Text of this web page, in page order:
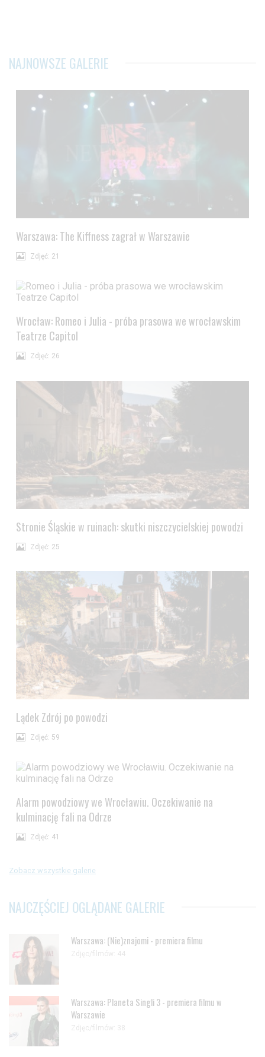
NAJNOWSZE GALERIE
Warszawa: The Kiffness zagrał w Warszawie
Zdjęć: 21
Wrocław: Romeo i Julia - próba prasowa we wrocławskim
Teatrze Capitol
Zdjęć: 26
Stronie Śląskie w ruinach: skutki niszczycielskiej powodzi
Zdjęć: 25
Lądek Zdrój po powodzi
Zdjęć: 59
Alarm powodziowy we Wrocławiu. Oczekiwanie na
kulminację fali na Odrze
Zdjęć: 41
Zobacz wszystkie galerie
NAJCZĘŚCIEJ OGLĄDANE GALERIE
Warszawa: (Nie)znajomi - premiera filmu
Zdjęc/filmów: 44
Warszawa: Planeta Singli 3 - premiera filmu w
Warszawie
Zdjęc/filmów: 38